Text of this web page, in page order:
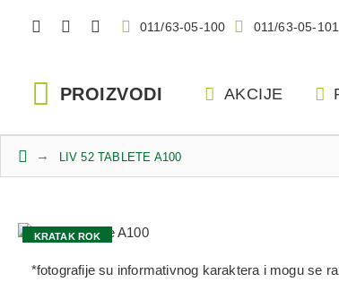
011/63-05-100 011/63-05-101
PROIZVODI AKCIJE
LIV 52 TABLETE A100
KRATAK ROK
-50% U KORPI
*fotografije su informativnog karaktera i mogu se